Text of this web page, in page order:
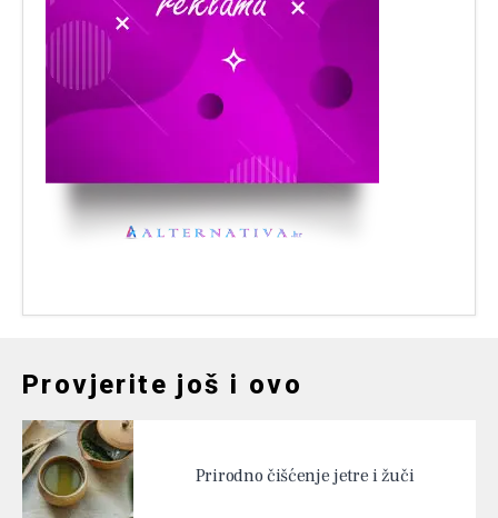
Provjerite još i ovo
Prirodno čišćenje jetre i žuči